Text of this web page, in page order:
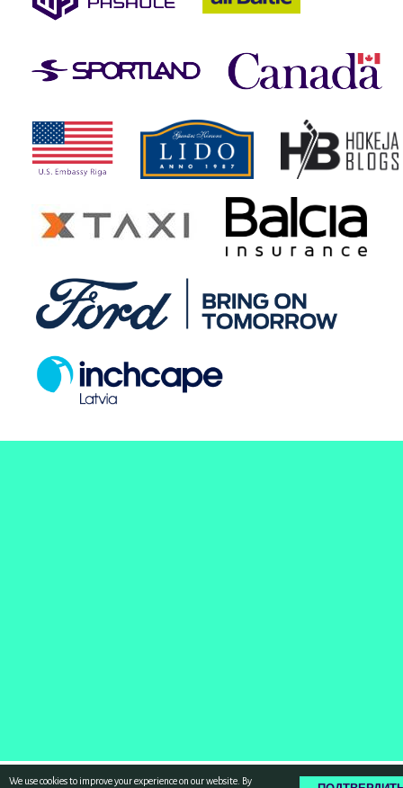
We use cookies to improve your experience on our website. By